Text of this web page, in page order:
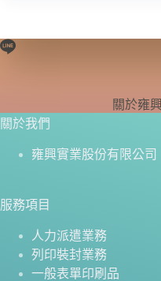
關於雍
關於我們
雍興實業股份有限公司
服務項目
人力派遣業務
列印裝封業務
一般表單印刷品